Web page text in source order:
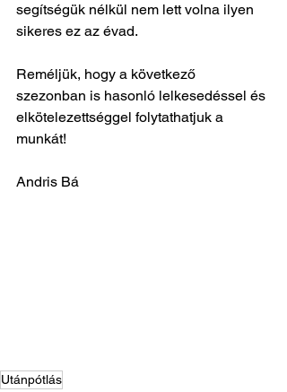
segítségük nélkül nem lett volna ilyen
sikeres ez az évad.
Reméljük, hogy a következő
szezonban is hasonló lelkesedéssel és
elkötelezettséggel folytathatjuk a
munkát!
Andris Bá
Utánpótlás